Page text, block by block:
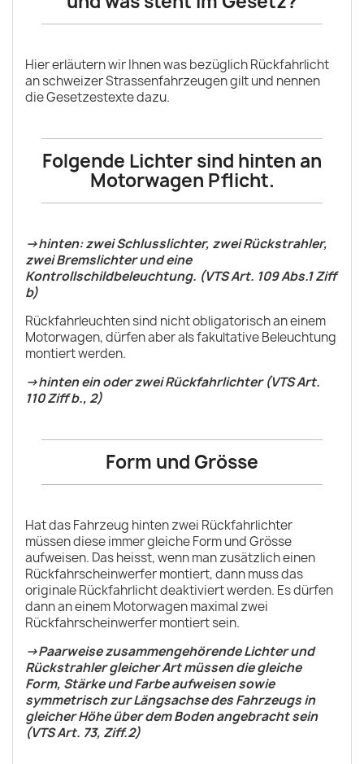
Hier erläutern wir Ihnen was bezüglich Rückfahrlicht
an schweizer Strassenfahrzeugen gilt und nennen
die Gesetzestexte dazu.
Folgende Lichter sind hinten an
Motorwagen Pflicht.
->hinten: zwei Schlusslichter, zwei Rückstrahler,
zwei Bremslichter und eine
Kontrollschildbeleuchtung. (VTS Art. 109 Abs.1 Ziff
b)
Rückfahrleuchten sind nicht obligatorisch an einem
Motorwagen, dürfen aber als fakultative Beleuchtung
montiert werden.
->hinten ein oder zwei Rückfahrlichter (VTS Art.
110 Ziff b., 2)
Form und Grösse
Hat das Fahrzeug hinten zwei Rückfahrlichter
müssen diese immer gleiche Form und Grösse
aufweisen. Das heisst, wenn man zusätzlich einen
Rückfahrscheinwerfer montiert, dann muss das
originale Rückfahrlicht deaktiviert werden. Es dürfen
dann an einem Motorwagen maximal zwei
Rückfahrscheinwerfer montiert sein.
->Paarweise zusammengehörende Lichter und
Rückstrahler gleicher Art müssen die gleiche
Form, Stärke und Farbe aufweisen sowie
symmetrisch zur Längsachse des Fahrzeugs in
gleicher Höhe über dem Boden angebracht sein
(VTS Art. 73, Ziff.2)